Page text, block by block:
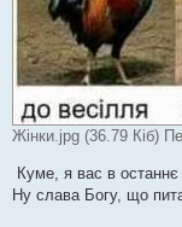
Жінки.jpg (36.79 Кіб)
Куме, я вас в
Ну слава Богу, що